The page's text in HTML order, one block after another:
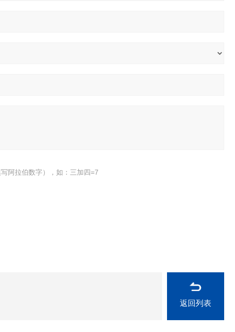
阿拉伯数字），如：三加四=7
返回列表